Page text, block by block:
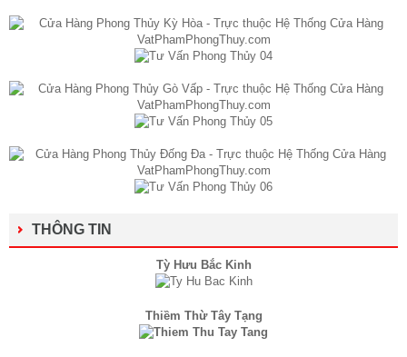
THÔNG TIN
Tỳ Hưu Bắc Kinh
Thiềm Thừ Tây Tạng